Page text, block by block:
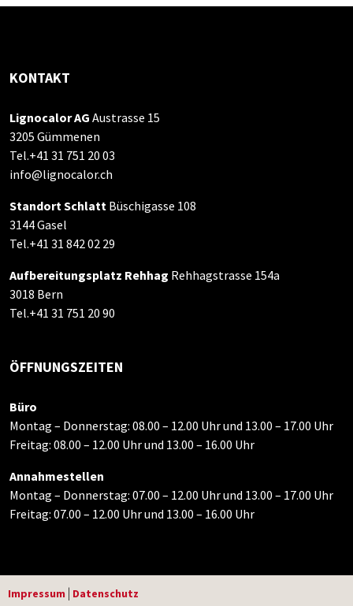
KONTAKT
Lignocalor AG Austrasse 15
3205 Gümmenen
Tel.+41 31 751 20 03
info@lignocalor.ch
Standort Schlatt Büschigasse 108
3144 Gasel
Tel.+41 31 842 02 29
Aufbereitungsplatz Rehhag Rehhagstrasse 154a
3018 Bern
Tel.+41 31 751 20 90
ÖFFNUNGSZEITEN
Büro
Montag – Donnerstag: 08.00 – 12.00 Uhr und 13.00 – 17.00 Uhr
Freitag: 08.00 – 12.00 Uhr und 13.00 – 16.00 Uhr
Annahmestellen
Montag – Donnerstag: 07.00 – 12.00 Uhr und 13.00 – 17.00 Uhr
Freitag: 07.00 – 12.00 Uhr und 13.00 – 16.00 Uhr
Impressum | Datenschutz